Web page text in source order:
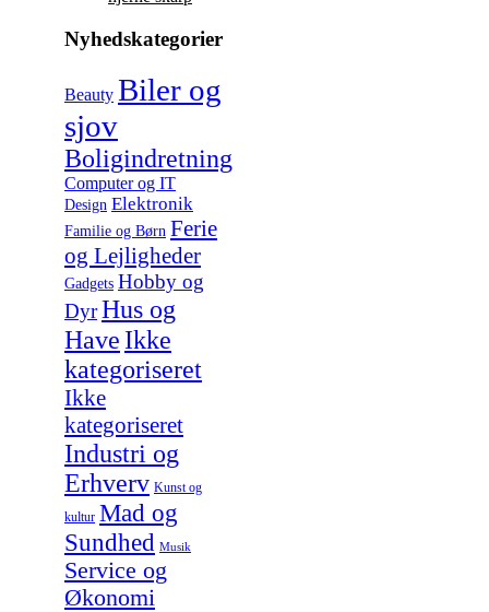
Nyhedskategorier
Beauty Biler og
sjov
Boligindretning
Computer og IT
Design Elektronik
Familie og Børn Ferie
og Lejligheder
Gadgets Hobby og
DyrHus og
Have Ikke
kategoriseret
Ikke
kategoriseret
Industri og
Erhverv Kunst og
kultur Mad og
Sundhed Musik
Service og
Økonomi